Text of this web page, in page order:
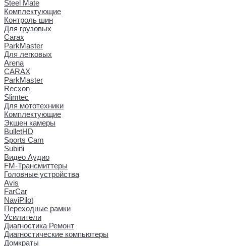
Steel Mate
Комплектующие
Контроль шин
Для грузовых
Carax
ParkMaster
Для легковых
Arena
CARAX
ParkMaster
Recxon
Slimtec
Для мототехники
Комплектующие
Экшен камеры
BulletHD
Sports Cam
Subini
Видео Аудио
FM-Трансмиттеры
Головные устройства
Avis
FarCar
NaviPilot
Переходные рамки
Усилители
Диагностика Ремонт
Диагностические компьютеры
Домкраты